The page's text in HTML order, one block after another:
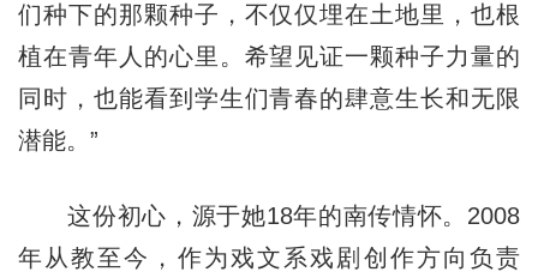
们种下的那颗种子，不仅仅埋在土地里，也根
植在青年人的心里。希望见证一颗种子力量的
同时，也能看到学生们青春的肆意生长和无限
潜能。”
这份初心，源于她18年的南传情怀。2008
年从教至今，作为戏文系戏剧创作方向负责